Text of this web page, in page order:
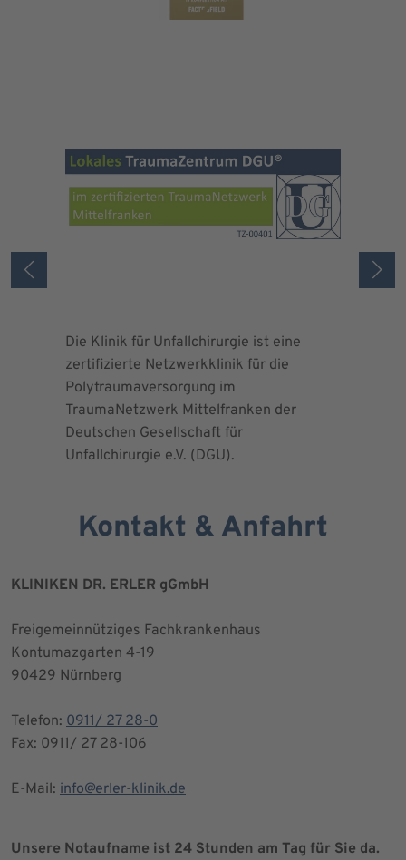
Die Klinik für Unfallchirurgie ist eine
zertifizierte Netzwerkklinik für die
Polytraumaversorgung im
TraumaNetzwerk Mittelfranken der
Deutschen Gesellschaft für
Unfallchirurgie e.V. (DGU).
Kontakt & Anfahrt
KLINIKEN DR. ERLER gGmbH
Freigemeinnütziges Fachkrankenhaus
Kontumazgarten 4-19
90429 Nürnberg
Telefon: 0911/ 27 28-0
Fax: 0911/ 27 28-106
E-Mail: info@erler-klinik.de
Unsere Notaufname ist 24 Stunden am Tag für Sie da.